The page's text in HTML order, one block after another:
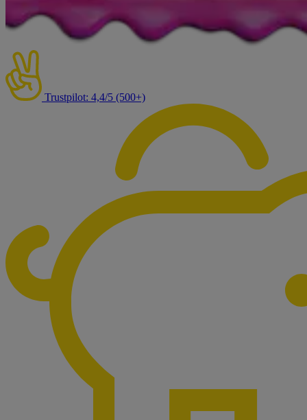
Trustpilot: 4,4/5 (500+)